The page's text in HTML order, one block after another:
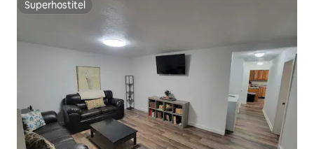
Superhostiteľ
Superhostiteľ